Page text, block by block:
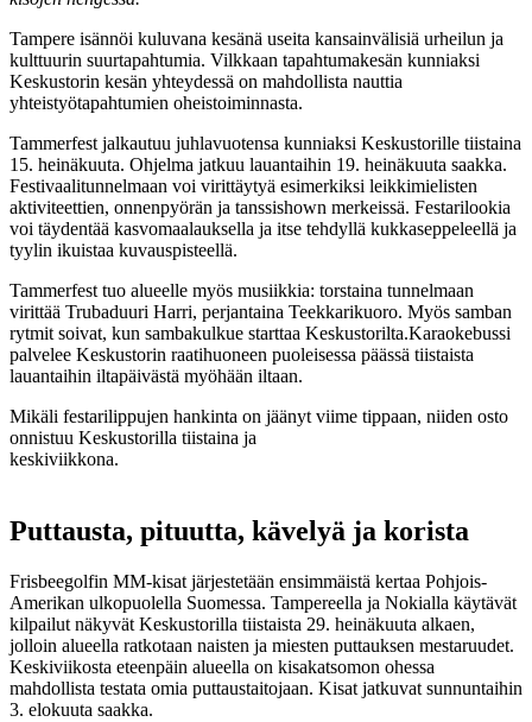
Tampere isännöi kuluvana kesänä useita kansainvälisiä urheilun ja
kulttuurin suurtapahtumia. Vilkkaan tapahtumakesän kunniaksi
Keskustorin kesän yhteydessä on mahdollista nauttia
yhteistyötapahtumien oheistoiminnasta.
Tammerfest jalkautuu juhlavuotensa kunniaksi Keskustorille tiistaina
15. heinäkuuta. Ohjelma jatkuu lauantaihin 19. heinäkuuta saakka.
Festivaalitunnelmaan voi virittäytyä esimerkiksi leikkimielisten
aktiviteettien, onnenpyörän ja tanssishown merkeissä. Festarilookia
voi täydentää kasvomaalauksella ja itse tehdyllä kukkaseppeleellä ja
tyylin ikuistaa kuvauspisteellä.
Tammerfest tuo alueelle myös musiikkia: torstaina tunnelmaan
virittää Trubaduuri Harri, perjantaina Teekkarikuoro. Myös samban
rytmit soivat, kun sambakulkue starttaa Keskustorilta.Karaokebussi
palvelee Keskustorin raatihuoneen puoleisessa päässä tiistaista
lauantaihin iltapäivästä myöhään iltaan.
Mikäli festarilippujen hankinta on jäänyt viime tippaan, niiden osto
onnistuu Keskustorilla tiistaina ja
keskiviikkona.
Puttausta, pituutta, kävelyä ja korista
Frisbeegolfin MM-kisat järjestetään ensimmäistä kertaa Pohjois-
Amerikan ulkopuolella Suomessa. Tampereella ja Nokialla käytävät
kilpailut näkyvät Keskustorilla tiistaista 29. heinäkuuta alkaen,
jolloin alueella ratkotaan naisten ja miesten puttauksen mestaruudet.
Keskiviikosta eteenpäin alueella on kisakatsomon ohessa
mahdollista testata omia puttaustaitojaan. Kisat jatkuvat sunnuntaihin
3. elokuuta saakka.